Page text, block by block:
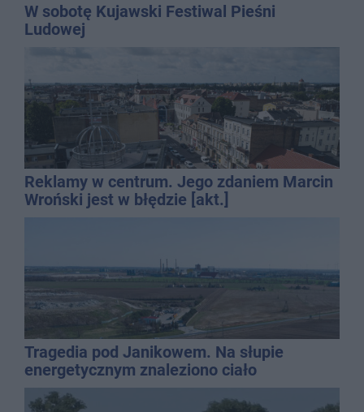
W sobotę Kujawski Festiwal Pieśni
Ludowej
Reklamy w centrum. Jego zdaniem Marcin
Wroński jest w błędzie [akt.]
Tragedia pod Janikowem. Na słupie
energetycznym znaleziono ciało
mężczyzny